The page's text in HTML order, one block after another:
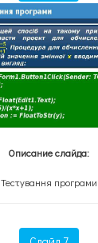
Описание слайда:
Тестування програми